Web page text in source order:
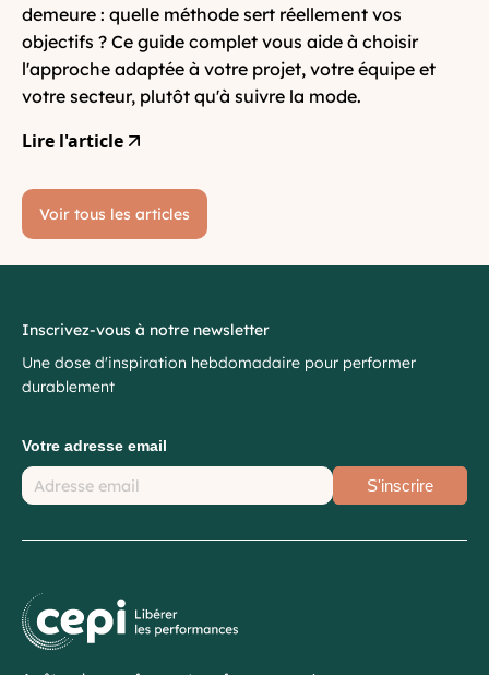
demeure : quelle méthode sert réellement vos
objectifs ? Ce guide complet vous aide à choisir
l'approche adaptée à votre projet, votre équipe et
votre secteur, plutôt qu'à suivre la mode.
Lire l'article
Voir tous les articles
Inscrivez-vous à notre newsletter
Une dose d'inspiration hebdomadaire pour performer
durablement
Votre adresse email
S'inscrire